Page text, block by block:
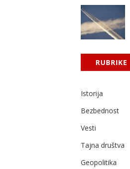
RUBRIKE
Istorija
Bezbednost
Vesti
Tajna društva
Geopolitika